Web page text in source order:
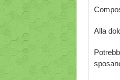
Alla